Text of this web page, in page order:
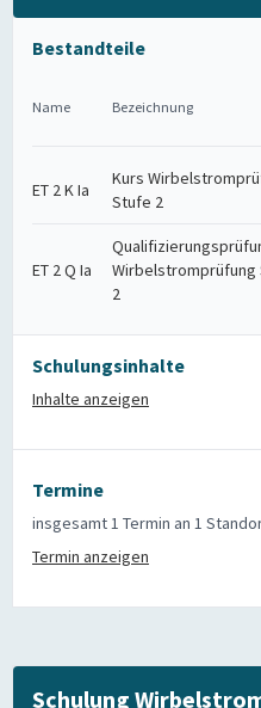
Bestandteile
Name Bezeichnung
ET 2 K Ia
Kurs
Stufe 2
ET 2 Q Ia
Wirbelstromprüfung
2
Schulungsinhalte
Inhalte anzeigen
Termine
insgesamt 1 Termin an 1
Termin anzeigen
Schulung